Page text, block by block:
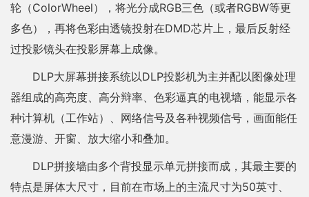
轮（ColorWheel），将光分成RGB三色（或者RGBW等更
多色），再将色彩由透镜投射在DMD芯片上，最后反射经
过投影镜头在投影屏幕上成像。
DLP大屏幕拼接系统以DLP投影机为主并配以图像处理
器组成的高亮度、高分辩率、色彩逼真的电视墙，能显示各
种计算机（工作站）、网络信号及各种视频信号，画面能任
意漫游、开窗、放大缩小和叠加。
DLP拼接墙由多个背投显示单元拼接而成，其最主要的
特点是屏体大尺寸，目前在市场上的主流尺寸为50英寸、